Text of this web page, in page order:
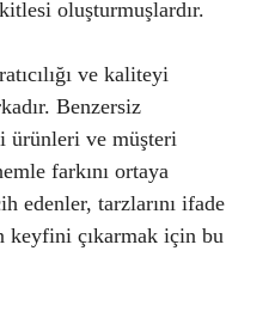
oluşturmuşlardır.
ve kaliteyi
Benzersiz
ürünleri ve müşteri
farkını ortaya
edenler, tarzlarını ifade
keyfini çıkarmak için bu